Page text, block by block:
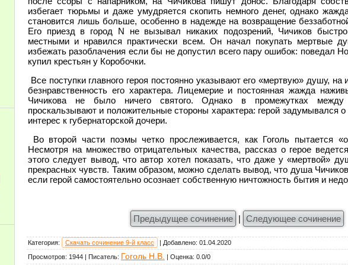
избегает тюрьмы и даже умудряется скопить немного денег, однако
становится лишь больше, особенно в надежде на возвращение
Его приезд в город N не вызывал никаких подозрений, Чичиков
местными и нравился практически всем. Он начал покупать мертвые
избежать разоблачения если бы не допустил всего пару ошибок: поведал
купил крестьян у Коробочки.
Все поступки главного героя постоянно указывают его «мертвую» душу, на
безнравственность его характера. Лицемерие и постоянная жажда
Чичикова не было ничего святого. Однако в промежутках между
проскальзывают и положительные стороны характера: герой задумывался
интерес к губернаторской дочери.
Во второй части поэмы четко прослеживается, как Гоголь пытается
Несмотря на множество отрицательных качества, рассказ о герое
этого следует вывод, что автор хотел показать, что даже у «мертвой»
прекрасных чувств. Таким образом, можно сделать вывод, что душа
если герой самостоятельно осознает собственную ничтожность бытия и
Предыдущее сочинение | Следующее сочинение
Категория: Скачать сочинение 9-й класс Добавлено: 01.04.2020
Просмотров: 1944 Писатель: Гоголь Н.В. Оценка: 0.0/0